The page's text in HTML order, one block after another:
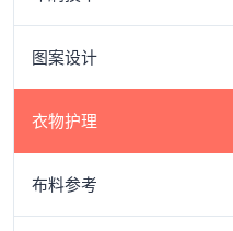
图案设计
衣物护理
布料参考